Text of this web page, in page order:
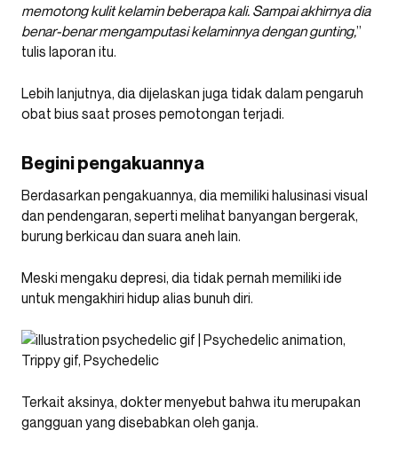
memotong kulit kelamin beberapa kali. Sampai akhirnya dia
benar-benar mengamputasi kelaminnya dengan gunting,”
tulis laporan itu.
Lebih lanjutnya, dia dijelaskan juga tidak dalam pengaruh
obat bius saat proses pemotongan terjadi.
Begini pengakuannya
Berdasarkan pengakuannya, dia memiliki halusinasi visual
dan pendengaran, seperti melihat banyangan bergerak,
burung berkicau dan suara aneh lain.
Meski mengaku depresi, dia tidak pernah memiliki ide
untuk mengakhiri hidup alias bunuh diri.
Terkait aksinya, dokter menyebut bahwa itu merupakan
gangguan yang disebabkan oleh ganja.